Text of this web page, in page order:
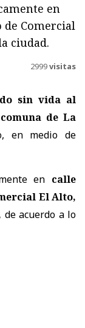
en
de Comercial
ciudad.
2999visitas
sin vida al
de La
en medio de
en calle
El Alto,
de acuerdo a lo